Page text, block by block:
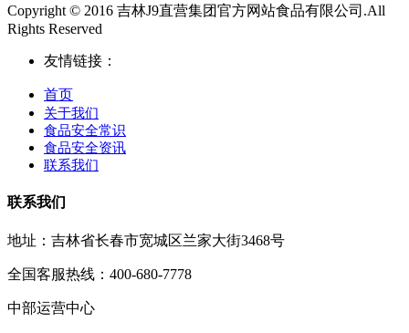
Copyright © 2016 吉林J9直营集团官方网站食品有限公司.All
Rights Reserved
友情链接：
首页
关于我们
食品安全常识
食品安全资讯
联系我们
联系我们
地址：吉林省长春市宽城区兰家大街3468号
全国客服热线：400-680-7778
中部运营中心